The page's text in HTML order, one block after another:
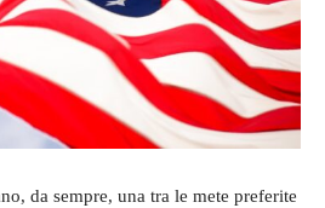
da sempre, una tra le mete preferite